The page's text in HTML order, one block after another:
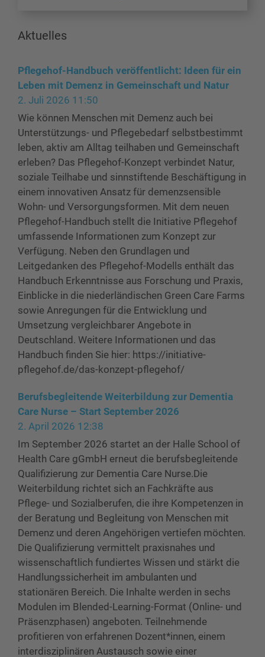
Aktuelles
Pflegehof-Handbuch veröffentlicht: Ideen für ein
Leben mit Demenz in Gemeinschaft und Natur
2. Juli 2026 11:50
Wie können Menschen mit Demenz auch bei
Unterstützungs- und Pflegebedarf selbstbestimmt
leben, aktiv am Alltag teilhaben und Gemeinschaft
erleben? Das Pflegehof-Konzept verbindet Natur,
soziale Teilhabe und sinnstiftende Beschäftigung in
einem innovativen Ansatz für demenzsensible
Wohn- und Versorgungsformen. Mit dem neuen
Pflegehof-Handbuch stellt die Initiative Pflegehof
umfassende Informationen zum Konzept zur
Verfügung. Neben den Grundlagen und
Leitgedanken des Pflegehof-Modells enthält das
Handbuch Erkenntnisse aus Forschung und Praxis,
Einblicke in die niederländischen Green Care Farms
sowie Anregungen für die Entwicklung und
Umsetzung vergleichbarer Angebote in
Deutschland. Weitere Informationen und das
Handbuch finden Sie hier: https://initiative-
pflegehof.de/das-konzept-pflegehof/
Berufsbegleitende Weiterbildung zur Dementia
Care Nurse – Start September 2026
2. April 2026 12:38
Im September 2026 startet an der Halle School of
Health Care gGmbH erneut die berufsbegleitende
Qualifizierung zur Dementia Care Nurse.Die
Weiterbildung richtet sich an Fachkräfte aus
Pflege- und Sozialberufen, die ihre Kompetenzen in
der Beratung und Begleitung von Menschen mit
Demenz und deren Angehörigen vertiefen möchten.
Die Qualifizierung vermittelt praxisnahes und
wissenschaftlich fundiertes Wissen und stärkt die
Handlungssicherheit im ambulanten und
stationären Bereich. Die Inhalte werden in sechs
Modulen im Blended-Learning-Format (Online- und
Präsenzphasen) angeboten. Teilnehmende
profitieren von erfahrenen Dozent*innen, einem
interdisziplinären Austausch sowie einer